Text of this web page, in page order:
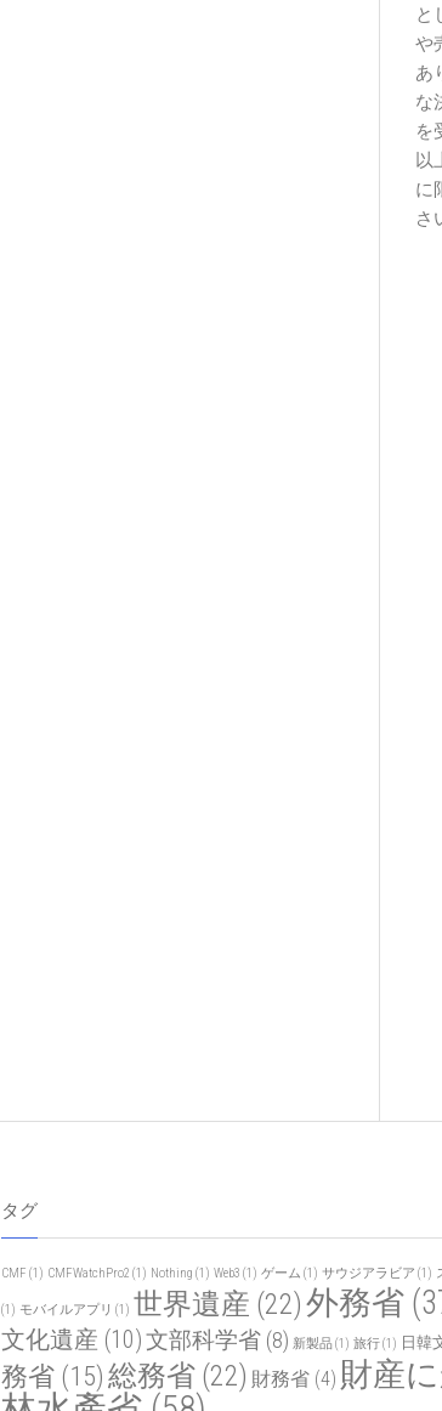
と
や
あ
な
を
以
に
さ
タグ
CMF (1) CMFWatchPro2 (1) Nothing (1) Web3 (1) ゲーム (1) サウジアラビア (1)
(1) モバイルアプリ (1) 世界遺産 (22)外務省
文化遺産 (10)文部科学省(8) 新製品(1) 旅行(1) 日韓
務省(15) 総務省(22) 財務省(4) 財産